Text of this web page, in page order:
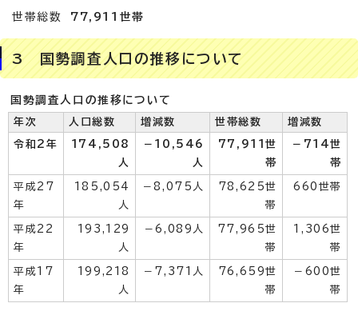
世帯総数 77,911世帯
3 国勢調査人口の推移について
国勢調査人口の推移について
年次 人口総数 増減数 世帯総数 増減数
令和2年
174,508
人
－10,546
人
77,911世
帯
－714世
帯
平成27
年
185,054
人
－8,075人
78,625世
帯
660世帯
平成22
年
193,129
人
－6,089人
77,965世
帯
1,306世
帯
平成17
年
199,218
人
－7,371人
76,659世
帯
－600世
帯